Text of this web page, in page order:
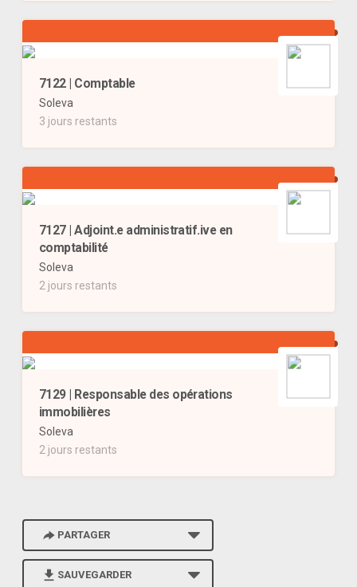
7122 | Comptable
Soleva
3 jours restants
7127 | Adjoint.e administratif.ive en
comptabilité
Soleva
2 jours restants
7129 | Responsable des opérations
immobilières
Soleva
2 jours restants
PARTAGER
SAUVEGARDER